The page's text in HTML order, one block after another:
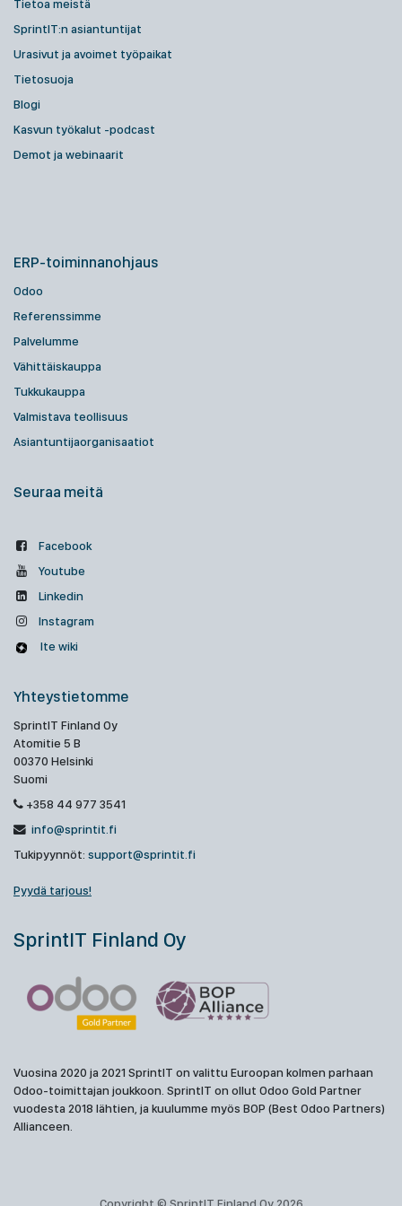
Tietoa meistä
SprintIT:n asiantuntijat
Urasivut ja avoimet työpaikat
Tietosuoja
Blogi
Kasvun työkalut -podcast
Demot ja webinaarit
ERP-toiminnanohjaus
Odoo
Referenssimme
Palvelumme
Vähittäiskauppa
Tukkukauppa
Valmistava teollisuus
Asiantuntijaorganisaatiot
Seuraa meitä
Facebook
Youtube
Linkedin
Instagram
Ite wiki
Yhteystietomme
SprintIT Finland Oy
Atomitie 5 B
00370 Helsinki
Suomi
+358 44 977 3541
info@sprintit.fi
Tukipyynnöt: support@sprintit.fi
Pyydä tarjous!
SprintIT Finland Oy
Vuosina 2020 ja 2021 SprintIT on valittu Euroopan kolmen parhaan
Odoo-toimittajan joukkoon. SprintIT on ollut Odoo Gold Partner
vuodesta 2018 lähtien, ja kuulumme myös BOP (Best Odoo Partners)
Allianceen.
Copyright © SprintIT Finland Oy 2026